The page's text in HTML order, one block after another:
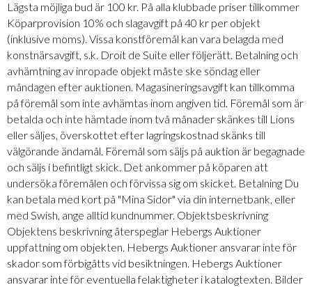
Lägsta möjliga bud är 100 kr. På alla klubbade priser tillkommer
Köparprovision 10% och slagavgift på 40 kr per objekt
(inklusive moms). Vissa konstföremål kan vara belagda med
konstnärsavgift, s.k. Droit de Suite eller följerätt. Betalning och
avhämtning av inropade objekt måste ske söndag eller
måndagen efter auktionen. Magasineringsavgift kan tillkomma
på föremål som inte avhämtas inom angiven tid. Föremål som är
betalda och inte hämtade inom två månader skänkes till Lions
eller säljes, överskottet efter lagringskostnad skänks till
välgörande ändamål. Föremål som säljs på auktion är begagnade
och säljs i befintligt skick. Det ankommer på köparen att
undersöka föremålen och förvissa sig om skicket. Betalning Du
kan betala med kort på "Mina Sidor" via din internetbank, eller
med Swish, ange alltid kundnummer. Objektsbeskrivning
Objektens beskrivning återspeglar Hebergs Auktioner
uppfattning om objekten. Hebergs Auktioner ansvarar inte för
skador som förbigåtts vid besiktningen. Hebergs Auktioner
ansvarar inte för eventuella felaktigheter i katalogtexten. Bilder